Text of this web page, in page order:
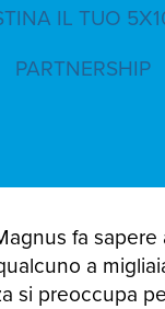
IL TUO
PARTNERSHIP
fa
a
si preoccupa